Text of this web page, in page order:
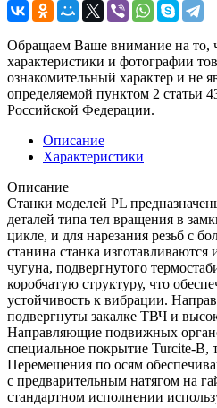
Обращаем Ваше внимание на то,
характеристики и фотографии
ознакомительный характер и не
определяемой пунктом 2 статьи
Российской Федерации.
Описание
Характеристики
Описание
Станки моделей PL
деталей типа тел вращения в
цикле, и для нарезания резьб с
станина станка изготавливаются
чугуна, подвергнутого
коробчатую структуру, что
устойчивость к вибрации.
подвергнуты закалке ТВЧ и
Направляющие подвижных
специальное покрытие Turcite-B,
Перемещения по осям
с предварительным натягом на
стандартном исполнении